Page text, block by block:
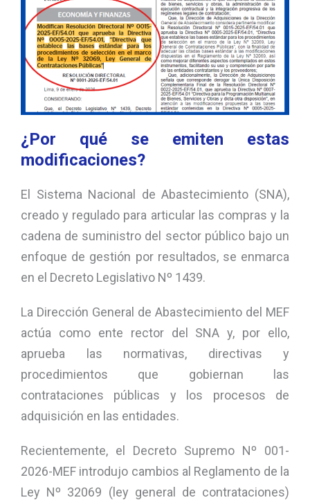
¿Por qué se emiten estas
modificaciones?
El Sistema Nacional de Abastecimiento (SNA),
creado y regulado para articular las compras y la
cadena de suministro del sector público bajo un
enfoque de gestión por resultados, se enmarca
en el Decreto Legislativo Nº 1439.
La Dirección General de Abastecimiento del MEF
actúa como ente rector del SNA y, por ello,
aprueba las normativas, directivas y
procedimientos que gobiernan las
contrataciones públicas y los procesos de
adquisición en las entidades.
Recientemente, el Decreto Supremo Nº 001-
2026-MEF introdujo cambios al Reglamento de la
Ley Nº 32069 (ley general de contrataciones)